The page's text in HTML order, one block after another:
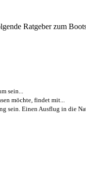
Ratgeber zum
sein...
möchte, findet mit...
sein. Einen Ausflug in die